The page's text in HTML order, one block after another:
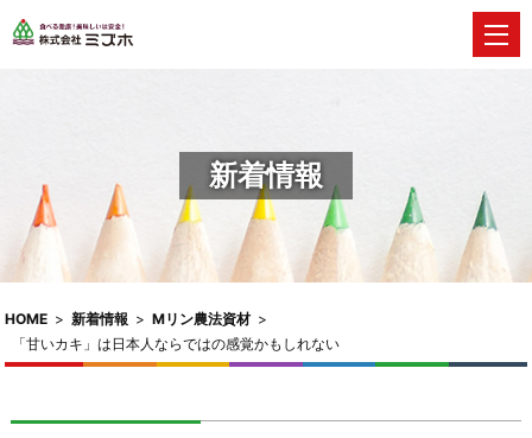
新着情報
HOME > 新着情報 > Mリン農法資材>
「甘いカキ」は日本人ならではの感覚かもしれない